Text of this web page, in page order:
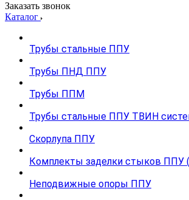
Заказать звонок
Каталог
Трубы стальные ППУ
Трубы ПНД ППУ
Трубы ППМ
Трубы стальные ППУ ТВИН
Скорлупа ППУ
Комплекты заделки стыков ППУ
Неподвижные опоры ППУ